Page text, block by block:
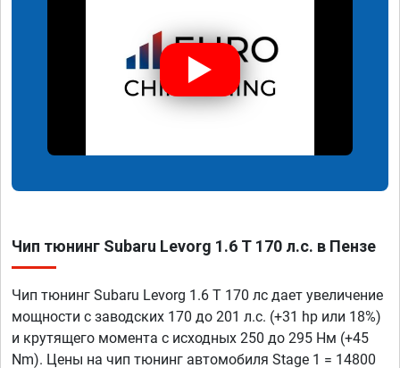
Чип тюнинг Subaru Levorg 1.6 T 170 л.с. в Пензе
Чип тюнинг Subaru Levorg 1.6 T 170 лс дает увеличение
мощности с заводских 170 до 201 л.с. (+31 hp или 18%)
и крутящего момента с исходных 250 до 295 Нм (+45
Nm). Цены на чип тюнинг автомобиля Stage 1 = 14800